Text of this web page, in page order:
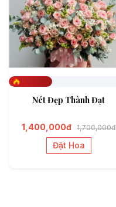
Nét Đẹp Thành Đạt
1,400,000đ 1,700,000đ
Đặt Hoa